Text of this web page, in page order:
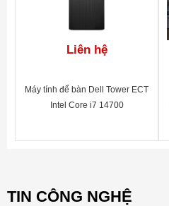
Liên hệ
Máy tính để bàn Dell Tower ECT
Intel Core i7 14700
TIN CÔNG NGHỆ